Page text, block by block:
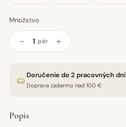
Množstvo
− pár +
Doručenie do 2 pracovných dní
Doprava zadarmo nad 100 €
Popis